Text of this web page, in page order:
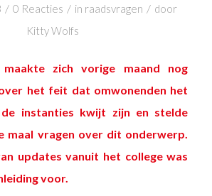
/ 0 Reacties / in raadsvragen / door
Kitty Wolfs
maakte zich vorige maand nog
het feit dat omwonenden het
instanties kwijt zijn en stelde
maal vragen over dit onderwerp.
updates vanuit het college was
voor.